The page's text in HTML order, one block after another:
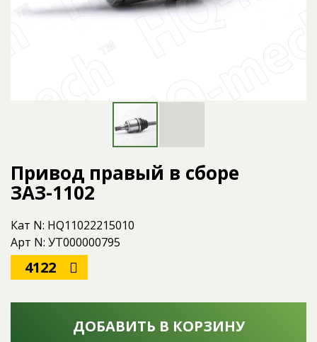
Привод правый в сборе
ЗАЗ-1102
Кат N: HQ11022215010
Арт N: УТ000000795
4122
ДОБАВИТЬ В КОРЗИНУ